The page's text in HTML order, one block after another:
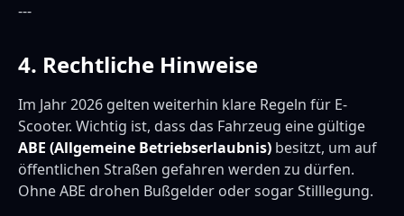
---
4. Rechtliche Hinweise
Im Jahr 2026 gelten weiterhin klare Regeln für E-
Scooter. Wichtig ist, dass das Fahrzeug eine gültige
ABE (Allgemeine Betriebserlaubnis) besitzt, um auf
öffentlichen Straßen gefahren werden zu dürfen.
Ohne ABE drohen Bußgelder oder sogar Stilllegung.